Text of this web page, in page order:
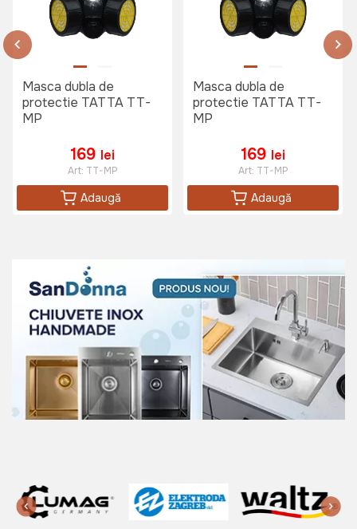
Masca dubla de
protectie TATTA TT-
MP
169 lei
Art: TT-MP
Adaugă
Masca dubla de
protectie TATTA TT-
MP
169 lei
Art: TT-MP
Adaugă